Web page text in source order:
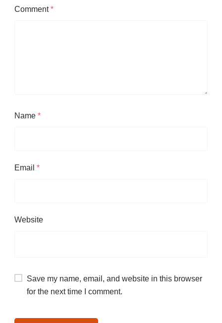
Comment*
Name *
Email *
Website
Save my name, email, and website in this browser
for the next time I comment.